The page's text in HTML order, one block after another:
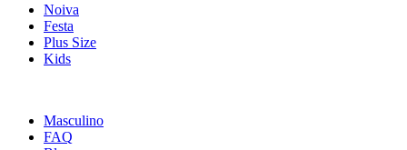
Noiva
Festa
Plus Size
Kids
Masculino
FAQ